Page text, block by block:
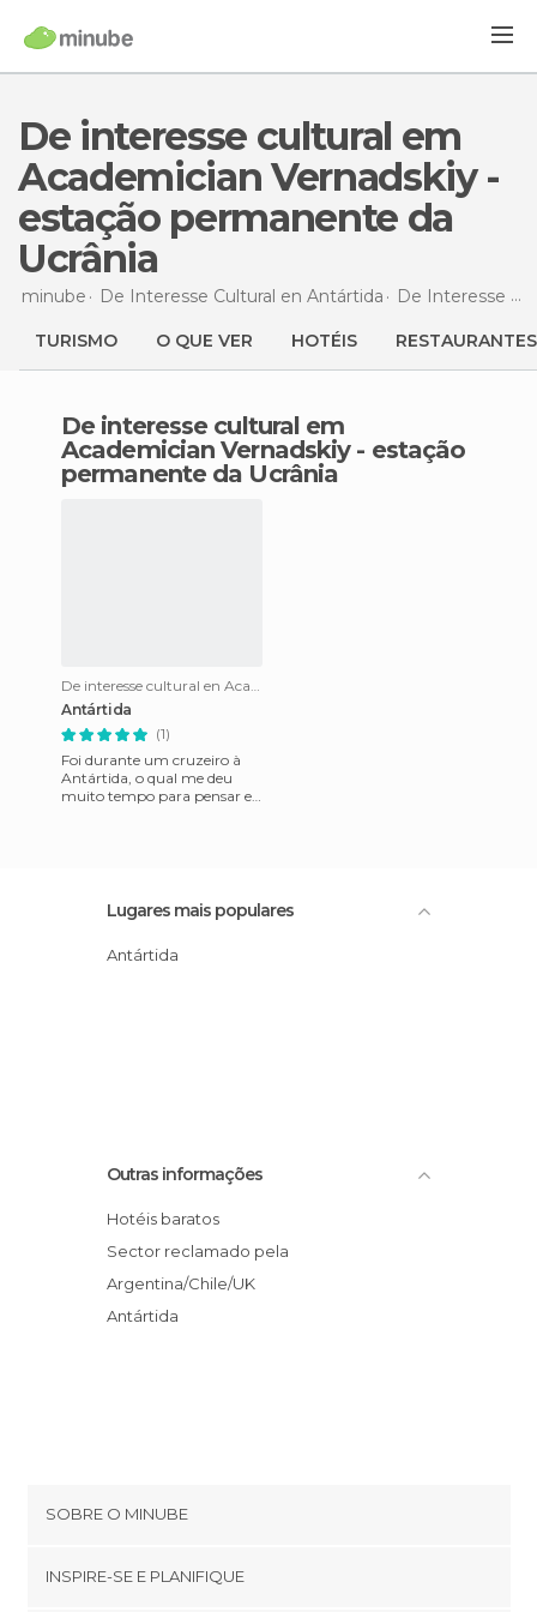
De interesse cultural em
Academician Vernadskiy -
estação permanente da
Ucrânia
minube De Interesse Cultural en Antártida De Interesse Cultural en
TURISMO O QUE VER HOTÉIS RESTAURANTES
de interesse cultural em
Academician Vernadskiy - estação
permanente da Ucrânia
De interesse cultural en Academician Vernadskiy - estação permanente da Ucrânia
Antártida
(1)
Foi durante um cruzeiro à
Antártida, o qual me deu
muito tempo para pensar e
Lugares mais populares
Antártida
Outras informações
Hotéis baratos
Sector reclamado pela
Argentina/Chile/UK
Antártida
SOBRE O MINUBE
INSPIRE-SE E PLANIFIQUE